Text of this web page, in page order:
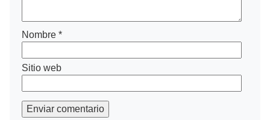
Nombre *
Sitio web
Enviar comentario